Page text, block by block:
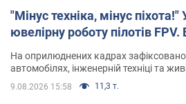
"Мінус техніка, мінус
ювелірну роботу пілотів FPV.
На оприлюднених кадрах
автомобілях, інженерній техніці та
9.08.2026 15:58 11,3 т.